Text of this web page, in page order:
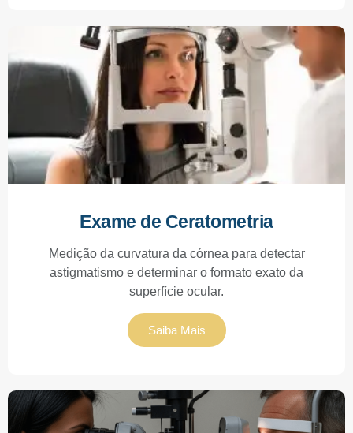
Exame de Ceratometria
Medição da curvatura da córnea para detectar
astigmatismo e determinar o formato exato da
superfície ocular.
Saiba Mais